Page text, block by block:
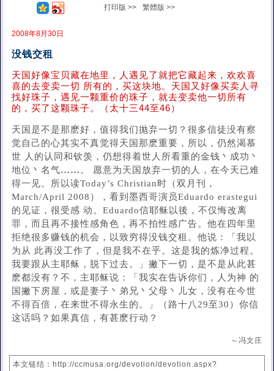
打印版 >> 繁體版 >>
2008年8月30日
没钱交租
天国好像宝贝藏在地里，人遇见了就把它藏起来，欢欢喜
喜的去变卖一切 所有的，买这块地。天国又好像买卖人寻
找好珠子，遇见一颗重价的珠子，就去变卖他一切所有
的，买了这颗珠子。（太十三44至46）
天国是不是那麽好，值得我们抛弃一切？很多信徒没有察
觉自己的心其实不真觉得天国那麽重要，所以，仍然渴慕
世 人的认同和钦羡，仍想得着世人所看重的金钱丶成功丶
地位丶名气…… 。 愿意为天国放弃一切的人，在今天已难
得一见。所以读Today’s Christian时（双月刊，
March/April 2008），看到墨西哥演员Eduardo erastegui
的见证，很受感 动。Eduardo信耶稣以後，不仅悔改离
罪，而且再不接性感角色，再不拍性感广告。他在四年里
拒绝很多赚钱的机会，以致穷得没钱交租。他说：「我以
为从 此再没工作了，但是我不在乎。这是我的炼净过程。
我要跟从主耶稣，脱下过去。」撇下一切，是不是从此甚
麽都没有？不，主耶稣说：「我实在告诉你们，人为神 的
国撇下房屋，或是妻子丶弟兄丶父母丶儿女，没有在今世
不得百倍，在来世不得永生的。」（路十八29至30）你信
这话吗？如果真信，有甚麽行动？
～冯文庄
本文链结：http://ccmusa.org/devotion/devotion.aspx?